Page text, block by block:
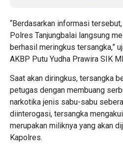
“Berdasarkan informasi
Polres Tanjungbalai langsung
berhasil meringkus tersangka,”
AKBP Putu Yudha Prawira SIK
Saat akan diringkus, tersangka
petugas dengan membuang
narkotika jenis sabu-sabu
diinterogasi, tersangka
merupakan miliknya yang akan
Kapolres.